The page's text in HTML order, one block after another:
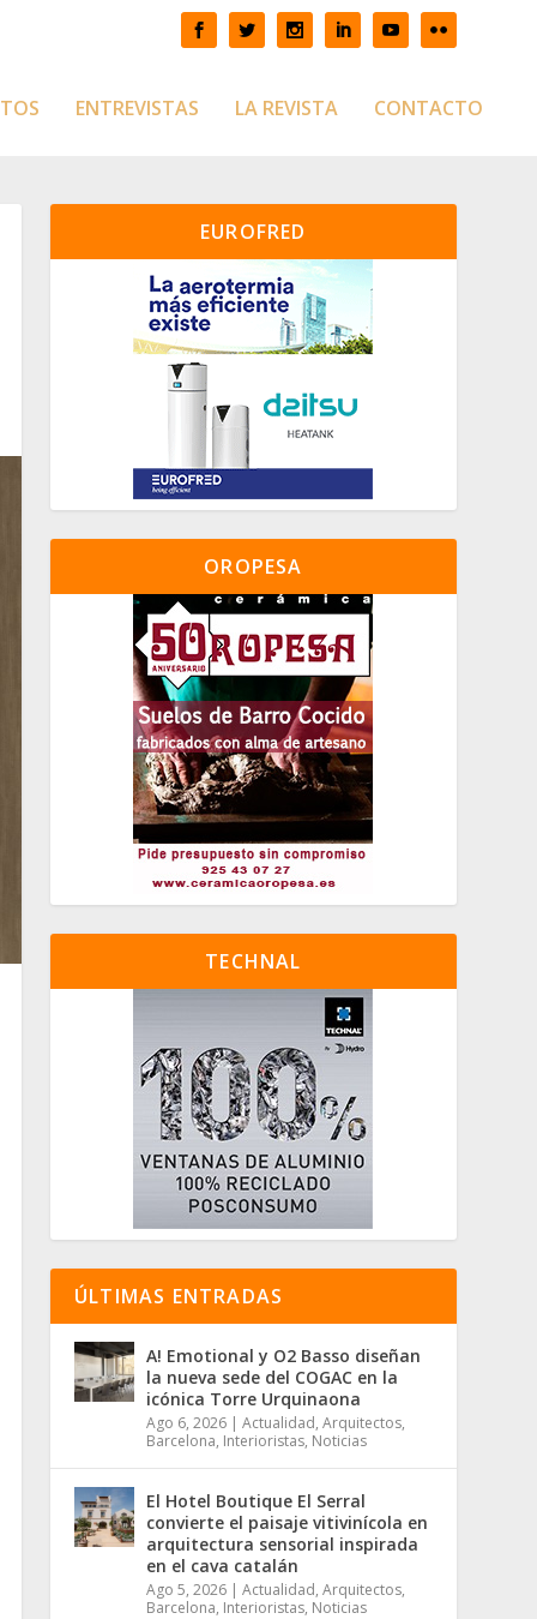
ENTREVISTAS LA REVISTA CONTACTO
EUROFRED
OROPESA
TECHNAL
ÚLTIMAS ENTRADAS
A! Emotional y O2 Basso diseñan
la nueva sede del COGAC en la
icónica Torre Urquinaona
Ago 6, 2026 | Actualidad, Arquitectos,
Barcelona, Interioristas, Noticias
El Hotel Boutique El Serral
convierte el paisaje vitivinícola en
arquitectura sensorial inspirada
en el cava catalán
Ago 5, 2026 | Actualidad, Arquitectos,
Barcelona, Interioristas, Noticias